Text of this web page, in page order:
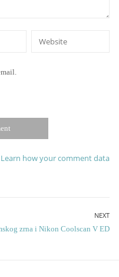
Website
Learn how your comment data
NEXT
zrna i Nikon Coolscan V ED